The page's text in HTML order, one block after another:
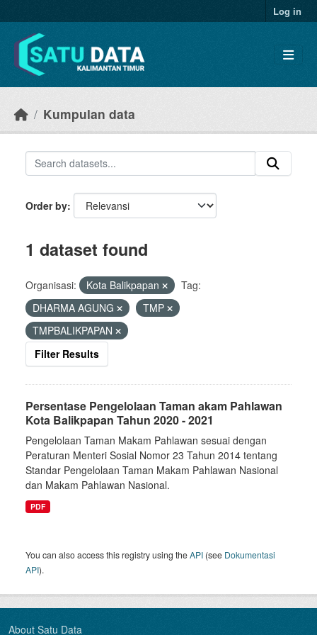
Log in
Kumpulan data
Order by
1 dataset found
Organisasi: Kota Balikpapan
Tag:
DHARMA AGUNG
TMP
TMPBALIKPAPAN
Filter Results
Persentase Pengelolaan Taman akam Pahlawan
Kota Balikpapan Tahun 2020 - 2021
Pengelolaan Taman Makam Pahlawan sesuai dengan
Peraturan Menteri Sosial Nomor 23 Tahun 2014 tentang
Standar Pengelolaan Taman Makam Pahlawan Nasional
dan Makam Pahlawan Nasional.
PDF
You can also access this registry using theAPI (see Dokumentasi
API).
About Satu Data